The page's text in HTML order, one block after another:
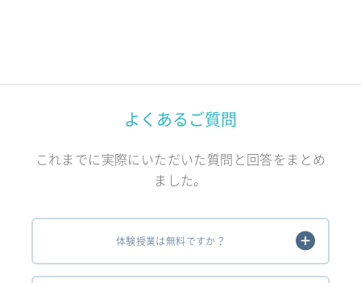
よくあるご質問
これまでに実際にいただいた質問と回答をまとめ
ました。
体験授業は無料ですか？